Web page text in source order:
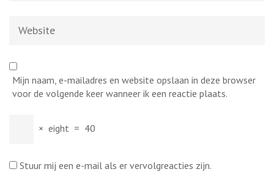
Mijn naam, e-mailadres en website opslaan in deze browser
voor de volgende keer wanneer ik een reactie plaats.
× eight = 40
Stuur mij een e-mail als er vervolgreacties zijn.